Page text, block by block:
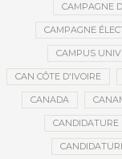
CAMPAGNE
CAMPAGNE
CAMPUS
CAN CÔTE D'IVOIRE
CANADA
CANDIDATURE